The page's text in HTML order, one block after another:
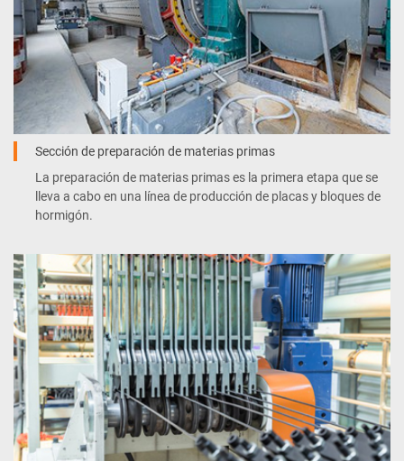
Sección de preparación de materias primas
La preparación de materias primas es la primera etapa que se
lleva a cabo en una línea de producción de placas y bloques de
hormigón.